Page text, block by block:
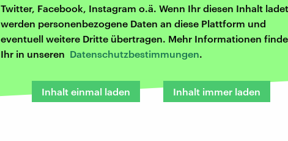
Twitter, Facebook, Instagram o.ä. Wenn Ihr diesen Inhalt
werden personenbezogene Daten an diese Plattform und
eventuell weitere Dritte übertragen. Mehr Informationen
Ihr in unseren Datenschutzbestimmungen.
Inhalt einmal laden Inhalt immer laden